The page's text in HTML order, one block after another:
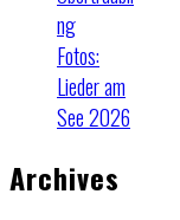
ng
Fotos:
Lieder am
See 2026
Archives